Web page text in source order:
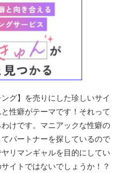
グ】を売りにした珍しいサイ
性癖がテーマです！それって
けです。マニアックな性癖の
パートナーを探しているので
リマンギャルを目的にしてい
イトではないでしょうか！？